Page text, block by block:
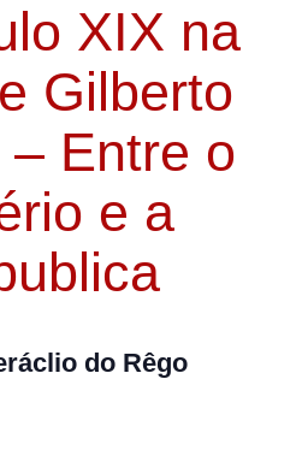
XIX na
Gilberto
– Entre o
e a
do Rêgo